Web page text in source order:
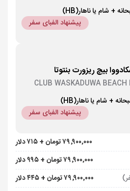
+ شام یا ناهار(HB)
پیشنهاد الفبای سفر
بیچ ریزورت بنتوتا
CLUB WASKADUWA BEACH
+ شام یا ناهار(HB)
پیشنهاد الفبای سفر
۷۹٬۹۰۰٬۰۰۰ تومان + ۷۱۵ دلار
۷۹٬۹۰۰٬۰۰۰ تومان + ۹۹۵ دلار
۷۹٬۹۰۰٬۰۰۰ تومان + ۴۴۵ دلار